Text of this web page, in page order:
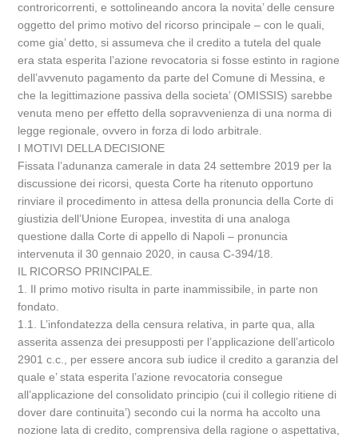
controricorrenti, e sottolineando ancora la novita’ delle censure
oggetto del primo motivo del ricorso principale – con le quali,
come gia’ detto, si assumeva che il credito a tutela del quale
era stata esperita l’azione revocatoria si fosse estinto in ragione
dell’avvenuto pagamento da parte del Comune di Messina, e
che la legittimazione passiva della societa’ (OMISSIS) sarebbe
venuta meno per effetto della sopravvenienza di una norma di
legge regionale, ovvero in forza di lodo arbitrale.
I MOTIVI DELLA DECISIONE
Fissata l’adunanza camerale in data 24 settembre 2019 per la
discussione dei ricorsi, questa Corte ha ritenuto opportuno
rinviare il procedimento in attesa della pronuncia della Corte di
giustizia dell’Unione Europea, investita di una analoga
questione dalla Corte di appello di Napoli – pronuncia
intervenuta il 30 gennaio 2020, in causa C-394/18.
IL RICORSO PRINCIPALE.
1. Il primo motivo risulta in parte inammissibile, in parte non
fondato.
1.1. L’infondatezza della censura relativa, in parte qua, alla
asserita assenza dei presupposti per l’applicazione dell’articolo
2901 c.c., per essere ancora sub iudice il credito a garanzia del
quale e’ stata esperita l’azione revocatoria consegue
all’applicazione del consolidato principio (cui il collegio ritiene di
dover dare continuita’) secondo cui la norma ha accolto una
nozione lata di credito, comprensiva della ragione o aspettativa,